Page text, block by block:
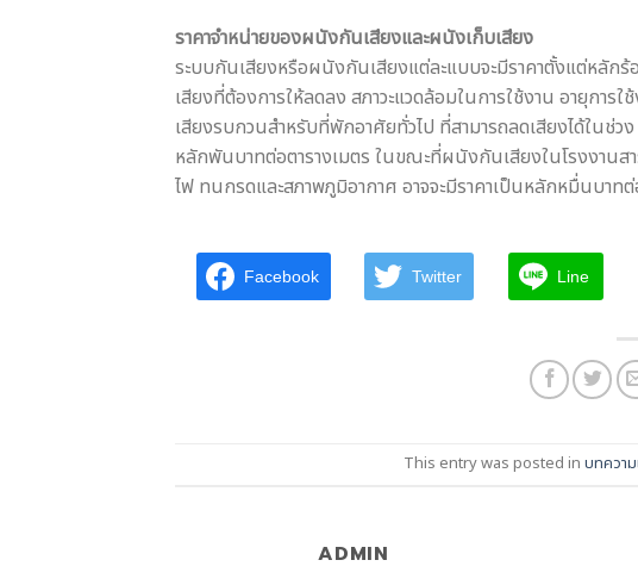
ราคาจำหน่ายของผนังกันเสียงและผนังเก็บเสียง
ระบบกันเสียงหรือผนังกันเสียงแต่ละแบบจะมีราคาตั้งแต่หลัก
เสียงที่ต้องการให้ลดลง สภาวะแวดล้อมในการใช้งาน อายุกา
เสียงรบกวนสำหรับที่พักอาศัยทั่วไป ที่สามารถลดเสียงได้ในช่
หลักพันบาทต่อตารางเมตร ในขณะที่ผนังกันเสียงในโรงงาน
ไฟ ทนกรดและสภาพภูมิอากาศ อาจจะมีราคาเป็นหลักหมื่นบาทต่
Facebook Twitter Line
This entry was posted inบทความ
ADMIN